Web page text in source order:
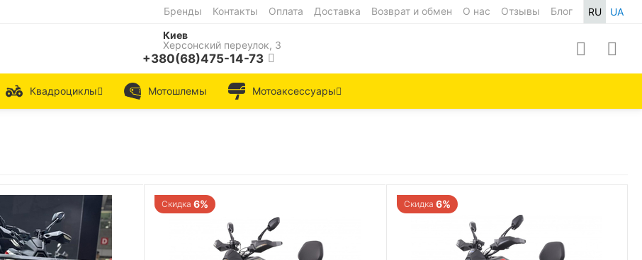
RU UA
Бренды Контакты Оплата Доставка Возврат и обмен О нас Отзывы
Блог
Киев
Херсонский переулок, 3
+380(68)475-14-73
Квадроциклы Мотошлемы Мотоаксессуары
Скидка 6% Скидка 6%